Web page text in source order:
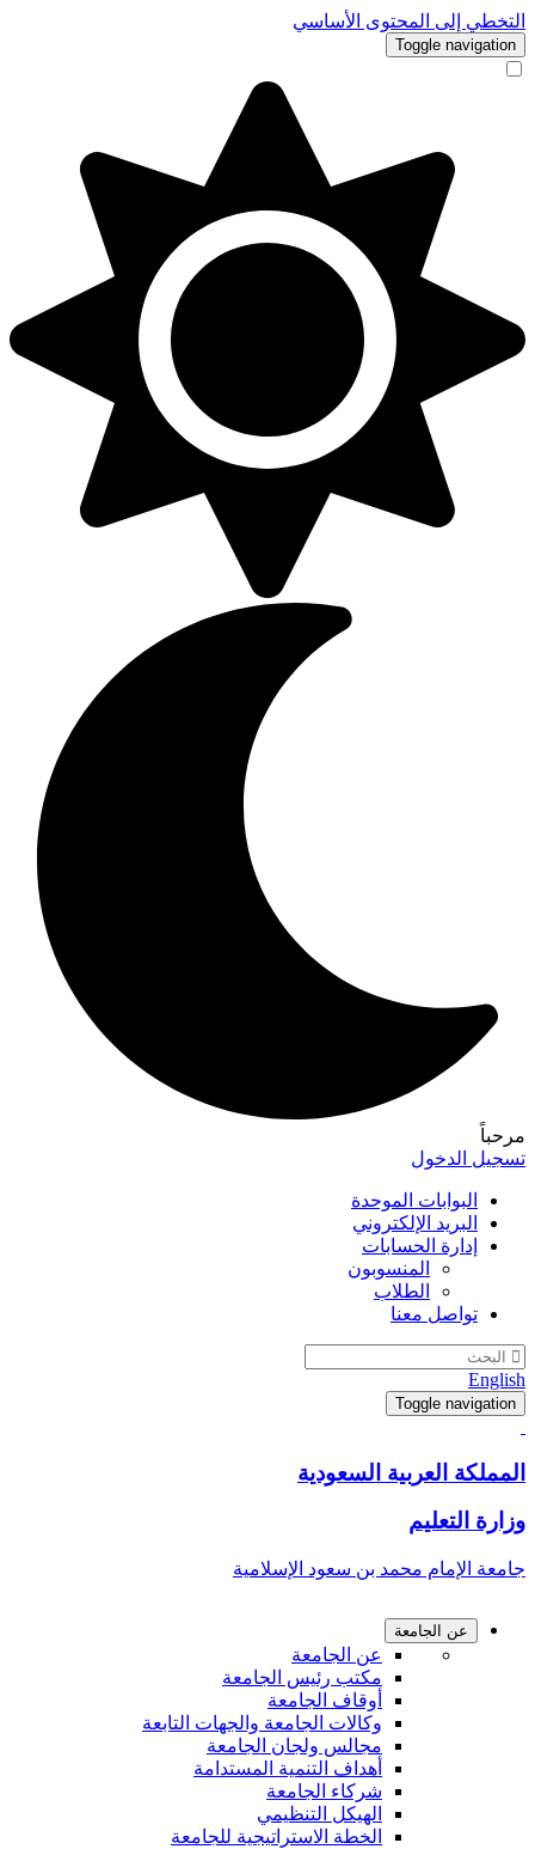
التخطي إلى المحتوى الأساسي
Toggle navigation
مرحباً
تسجيل الدخول
البوابات الموحدة
البريد الإلكتروني
إدارة الحسابات
المنسوبون
الطلاب
تواصل معنا
English
Toggle navigation
المملكة العربية السعودية
وزارة التعليم
جامعة الإمام محمد بن سعود الإسلامية
عن الجامعة
عن الجامعة
مكتب رئيس الجامعة
أوقاف الجامعة
وكالات الجامعة والجهات التابعة
مجالس ولجان الجامعة
أهداف التنمية المستدامة
شركاء الجامعة
الهيكل التنظيمي
الخطة الاستراتيجية للجامعة